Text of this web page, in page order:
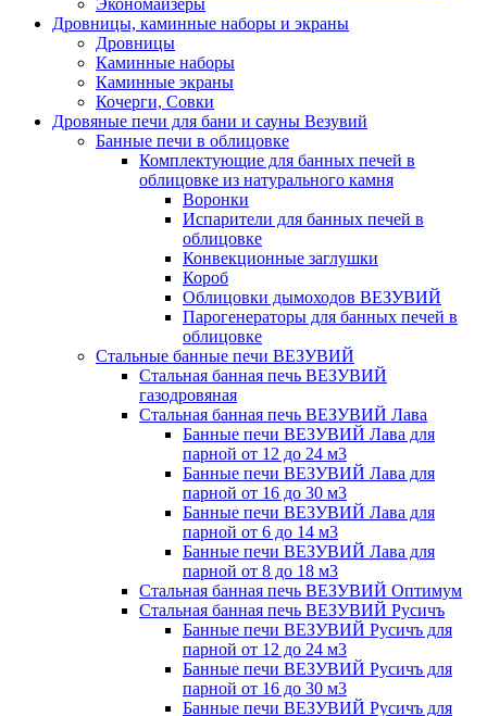
Экономайзеры
Дровницы, каминные наборы и экраны
Дровницы
Каминные наборы
Каминные экраны
Кочерги, Совки
Дровяные печи для бани и сауны Везувий
Банные печи в облицовке
Комплектующие для банных печей в
облицовке из натурального камня
Воронки
Испарители для банных печей в
облицовке
Конвекционные заглушки
Короб
Облицовки дымоходов ВЕЗУВИЙ
Парогенераторы для банных печей в
облицовке
Стальные банные печи ВЕЗУВИЙ
Стальная банная печь ВЕЗУВИЙ
газодровяная
Стальная банная печь ВЕЗУВИЙ Лава
Банные печи ВЕЗУВИЙ Лава для
парной от 12 до 24 м3
Банные печи ВЕЗУВИЙ Лава для
парной от 16 до 30 м3
Банные печи ВЕЗУВИЙ Лава для
парной от 6 до 14 м3
Банные печи ВЕЗУВИЙ Лава для
парной от 8 до 18 м3
Стальная банная печь ВЕЗУВИЙ Оптимум
Стальная банная печь ВЕЗУВИЙ Русичъ
Банные печи ВЕЗУВИЙ Русичъ для
парной от 12 до 24 м3
Банные печи ВЕЗУВИЙ Русичъ для
парной от 16 до 30 м3
Банные печи ВЕЗУВИЙ Русичъ для